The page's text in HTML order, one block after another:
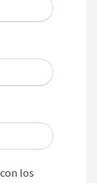
los